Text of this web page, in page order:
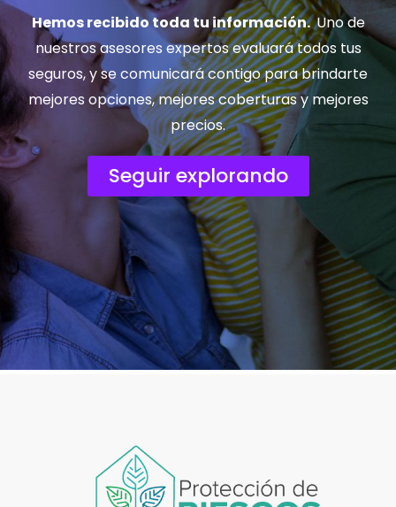
Hemos recibido toda tu información.Uno de
nuestros asesores expertos evaluará todos tus
seguros, y se comunicará contigo para brindarte
mejores opciones, mejores coberturas y mejores
precios.
Seguir explorando